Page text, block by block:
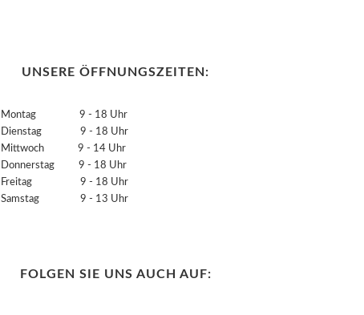
UNSERE ÖFFNUNGSZEITEN:
Montag 9 - 18 Uhr
Dienstag 9 - 18 Uhr
Mittwoch 9 - 14 Uhr
Donnerstag 9 - 18 Uhr
Freitag 9 - 18 Uhr
Samstag 9 - 13 Uhr
FOLGEN SIE UNS AUCH AUF: